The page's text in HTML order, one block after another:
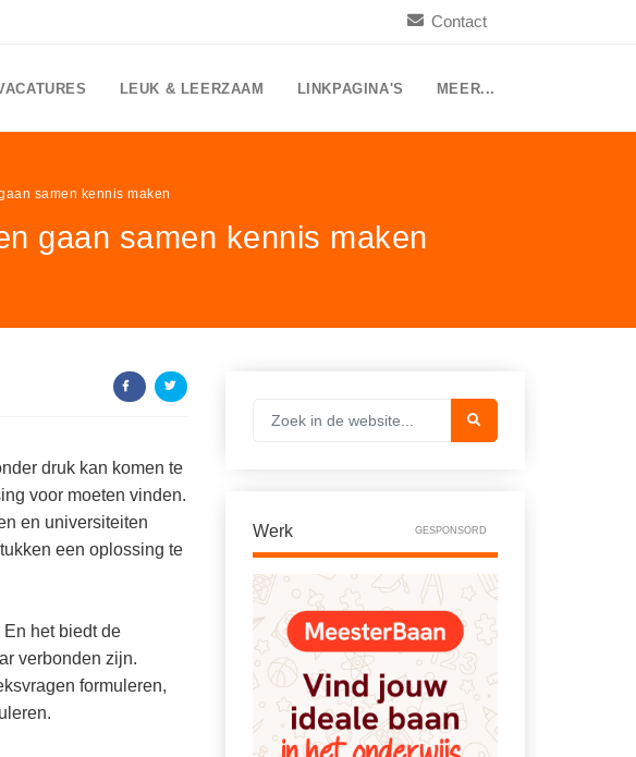
Contact
LEUK & LEERZAAM LINKPAGINA'S MEER...
samen kennis maken
gaan samen kennis maken
druk kan komen te
voor moeten vinden.
en universiteiten
een oplossing te
het biedt de
verbonden zijn.
formuleren,
Werk GESPONSORD